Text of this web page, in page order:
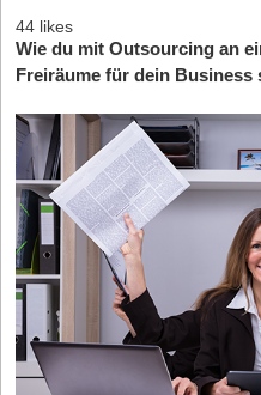
44 likes
Wie du mit Outsourcing an
Freiräume für dein Business